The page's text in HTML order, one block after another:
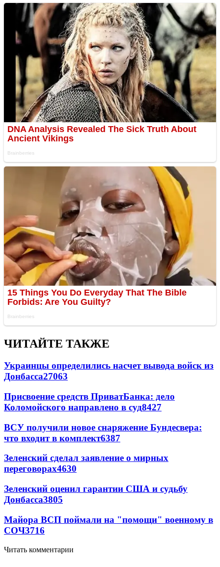
ЧИТАЙТЕ ТАКЖЕ
Украинцы определились насчет вывода войск из
Донбасса27063
Присвоение средств ПриватБанка: дело
Коломойского направлено в суд8427
ВСУ получили новое снаряжение Бундесвера:
что входит в комплект6387
Зеленский сделал заявление о мирных
переговорах4630
Зеленский оценил гарантии США и судьбу
Донбасса3805
Майора ВСП поймали на "помощи" военному в
СОЧ3716
Читать комментарии